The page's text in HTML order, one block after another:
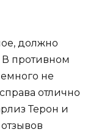
должно
противном
не
отлично
Терон и